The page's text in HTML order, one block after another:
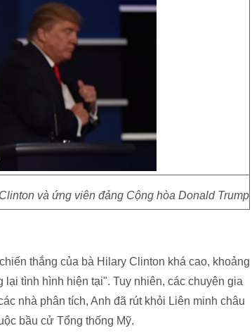
và ứng viên đảng Cộng hòa Donald Trump
thắng của bà Hilary Clinton khá cao, khoảng
tình hình hiện tại". Tuy nhiên, các chuyên gia
nhà phân tích, Anh đã rút khỏi Liên minh châu
bầu cử Tổng thống Mỹ.